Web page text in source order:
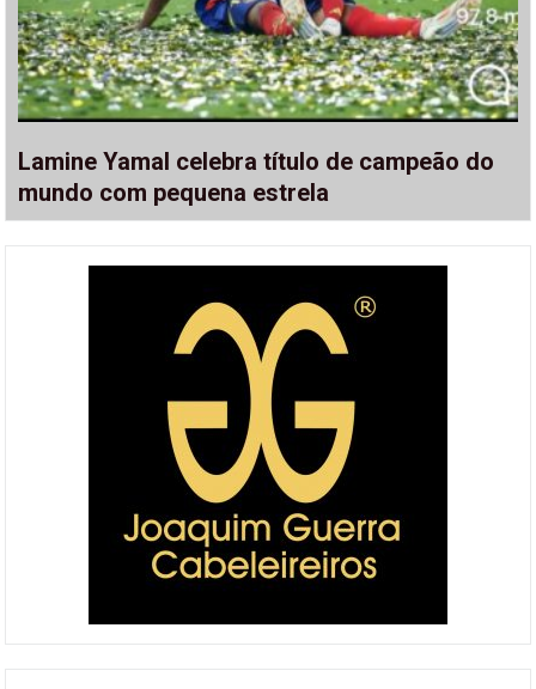
Lamine Yamal celebra título de campeão do
mundo com pequena estrela